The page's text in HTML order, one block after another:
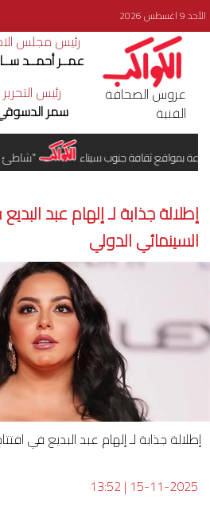
الأحد 9 اغسطس 2026
عروس الصحافة
الفنية
رئيس مجلس
عمــر أحمــد
رئيس التحرير
سمر
بمواقع ثقافة جنوب سيناء "شاطئ
إطلالة جذابة لـ إلهام عبد
السينمائي الدولي
إطلالة جذابة لـ إلهام عبد البديع في
15-11-2025
|
13:52